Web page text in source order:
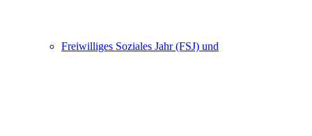
Freiwilliges Soziales Jahr (FSJ) und